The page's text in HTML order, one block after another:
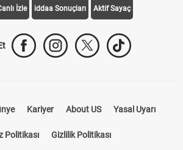
İzle iddaa Sonuçları Aktif Sayaç
Kariyer About US Yasal Uyarı
Politikası Gizlilik Politikası